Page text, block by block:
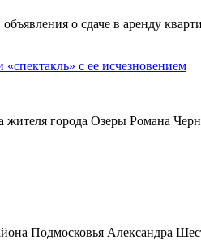
о сдаче в аренду
с ее исчезновением
города Озеры Романа
Подмосковья Александра